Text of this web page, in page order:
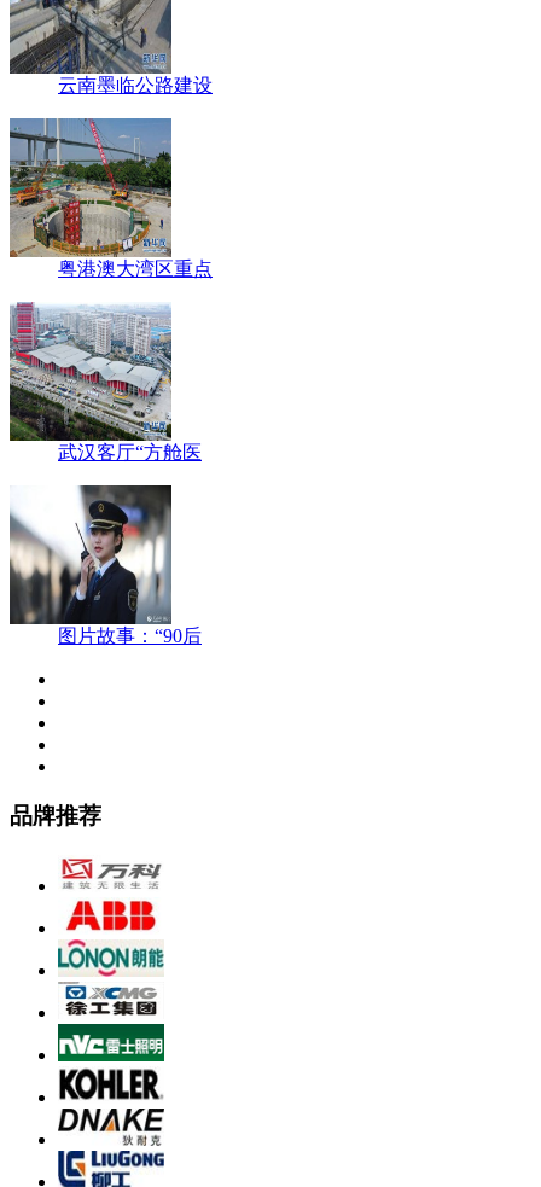
云南墨临公路建设
粤港澳大湾区重点
武汉客厅“方舱医
图片故事：“90后
品牌推荐